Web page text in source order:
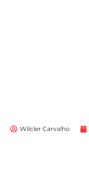
Wilcler Carvalho